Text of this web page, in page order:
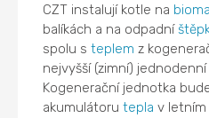
CZT instalují kotle na
balíkách a na odpadní
spolu steplem z
nejvyšší (zimní)
Kogenerační jednotka
akumulátorutepla v letním